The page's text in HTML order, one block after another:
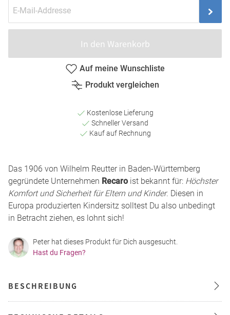
In den Warenkorb
Auf meine Wunschliste
Produkt vergleichen
Kostenlose Lieferung
Schneller Versand
Kauf auf Rechnung
Das 1906 von Wilhelm Reutter in Baden-Württemberg
gegründete Unternehmen Recaro ist bekannt für: Höchster
Komfort und Sicherheit für Eltern und Kinder. Diesen in
Europa produzierten Kindersitz solltest Du also unbedingt
in Betracht ziehen, es lohnt sich!
Peter hat dieses Produkt für Dich ausgesucht.
Hast du Fragen?
BESCHREIBUNG